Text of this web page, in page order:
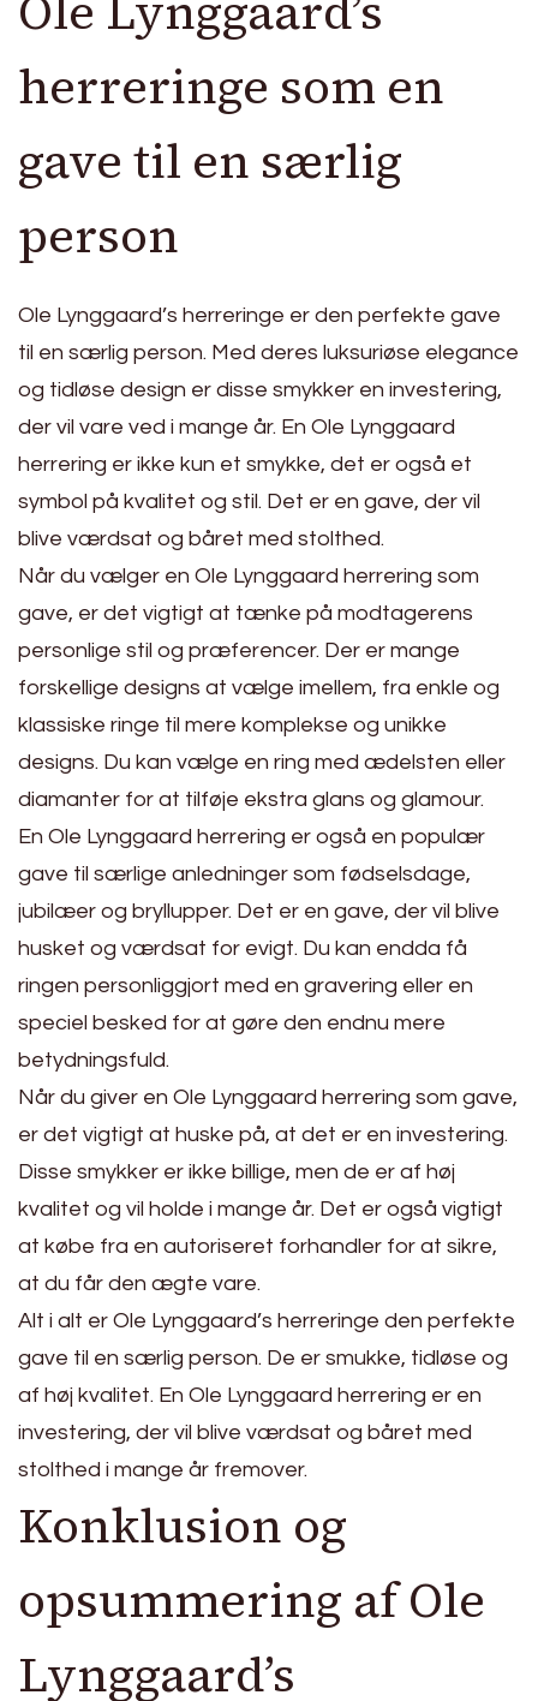
herreringe som en
gave til en særlig
person
Ole Lynggaard’s herreringe er den perfekte gave
til en særlig person. Med deres luksuriøse elegance
og tidløse design er disse smykker en investering,
der vil vare ved i mange år. En Ole Lynggaard
herrering er ikke kun et smykke, det er også et
symbol på kvalitet og stil. Det er en gave, der vil
blive værdsat og båret med stolthed.
Når du vælger en Ole Lynggaard herrering som
gave, er det vigtigt at tænke på modtagerens
personlige stil og præferencer. Der er mange
forskellige designs at vælge imellem, fra enkle og
klassiske ringe til mere komplekse og unikke
designs. Du kan vælge en ring med ædelsten eller
diamanter for at tilføje ekstra glans og glamour.
En Ole Lynggaard herrering er også en populær
gave til særlige anledninger som fødselsdage,
jubilæer og bryllupper. Det er en gave, der vil blive
husket og værdsat for evigt. Du kan endda få
ringen personliggjort med en gravering eller en
speciel besked for at gøre den endnu mere
betydningsfuld.
Når du giver en Ole Lynggaard herrering som gave,
er det vigtigt at huske på, at det er en investering.
Disse smykker er ikke billige, men de er af høj
kvalitet og vil holde i mange år. Det er også vigtigt
at købe fra en autoriseret forhandler for at sikre,
at du får den ægte vare.
Alt i alt er Ole Lynggaard’s herreringe den perfekte
gave til en særlig person. De er smukke, tidløse og
af høj kvalitet. En Ole Lynggaard herrering er en
investering, der vil blive værdsat og båret med
stolthed i mange år fremover.
Konklusion og
opsummering af Ole
Lynggaard’s